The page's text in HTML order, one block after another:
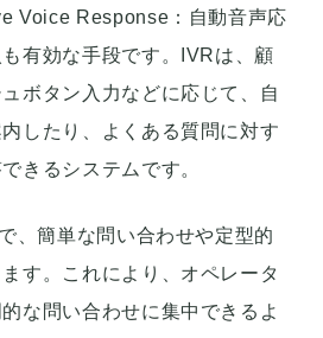
Voice Response：自動音声応
有効な手段です。IVRは、顧
ボタン入力などに応じて、自
したり、よくある質問に対す
きるシステムです。
、簡単な問い合わせや定型的
す。これにより、オペレータ
な問い合わせに集中できるよ